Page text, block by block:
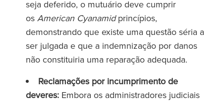
seja deferido, o mutuário deve cumprir
os American Cyanamidprincípios,
demonstrando que existe uma questão séria a
ser julgada e que a indemnização por danos
não constituiria uma reparação adequada.
Reclamações por incumprimento de
deveres: Embora os administradores judiciais